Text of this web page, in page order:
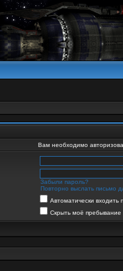
Вам необходимо
Забыли пароль?
Повторно выслать письмо
Автоматически
Скрыть моё пребывание